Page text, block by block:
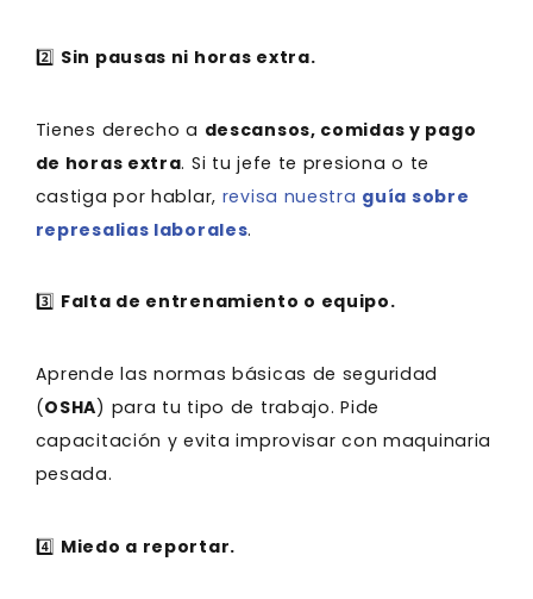
2️⃣ Sin pausas ni horas extra.
Tienes derecho a descansos, comidas y pago
de horas extra. Si tu jefe te presiona o te
castiga por hablar, revisa nuestra guía sobre
represalias laborales.
3️⃣ Falta de entrenamiento o equipo.
Aprende las normas básicas de seguridad
(OSHA) para tu tipo de trabajo. Pide
capacitación y evita improvisar con maquinaria
pesada.
4️⃣ Miedo a reportar.